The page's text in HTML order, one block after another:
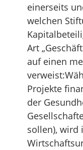
einerseits
welchen
Art
auf einen
Projekte
der
sollen), wird